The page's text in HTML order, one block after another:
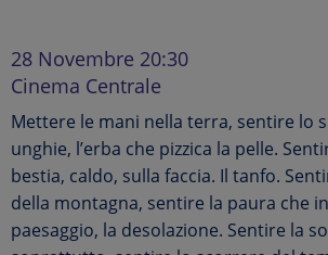
28 Novembre 20:30
Cinema Centrale
Mettere le mani nella terra, sentire lo
unghie, l’erba che pizzica la pelle.
bestia, caldo, sulla faccia. Il tanfo.
della montagna, sentire la paura che
paesaggio, la desolazione. Sentire la